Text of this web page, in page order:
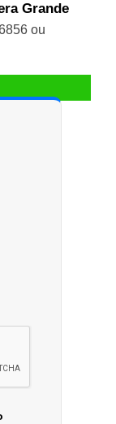
Grande
ou